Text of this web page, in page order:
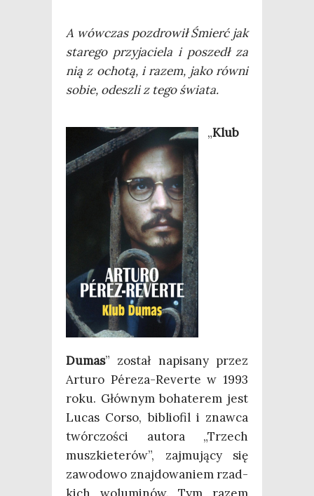
A wów­czas pozdro­wił Śmierć jak
sta­re­go przy­ja­cie­la i poszedł za
nią z ocho­tą, i razem, jako rów­ni
sobie, ode­szli z tego świata.
„Klub
Dumas” został napi­sa­ny przez
Artu­ro Pére­za-Rever­te w 1993
roku. Głów­nym boha­te­rem jest
Lucas Cor­so, biblio­fil i znaw­ca
twór­czo­ści auto­ra „Trzech
musz­kie­te­rów”, zaj­mu­ją­cy się
zawo­do­wo znaj­do­wa­niem rzad­